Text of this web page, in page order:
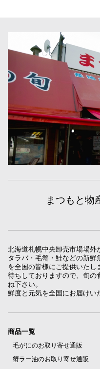
まつもと物
北海道札幌中央卸売市場場外
タラバ・毛蟹・鮭などの新
を全国の皆様にご提供いたし
待ちしておりますので、旬の
ね下さい。
鮮度と元気を全国にお届けい
商品一覧
毛がにのお取り寄せ通販
蟹ラー油のお取り寄せ通販